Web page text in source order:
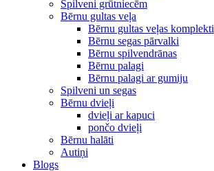
Spilveni grūtniecēm
Bērnu gultas veļa
Bērnu gultas veļas komplekti
Bērnu segas pārvalki
Bērnu spilvendrānas
Bērnu palagi
Bērnu palagi ar gumiju
Spilveni un segas
Bērnu dvieļi
dvieļi ar kapuci
pončo dvieļi
Bērnu halāti
Autiņi
Blogs